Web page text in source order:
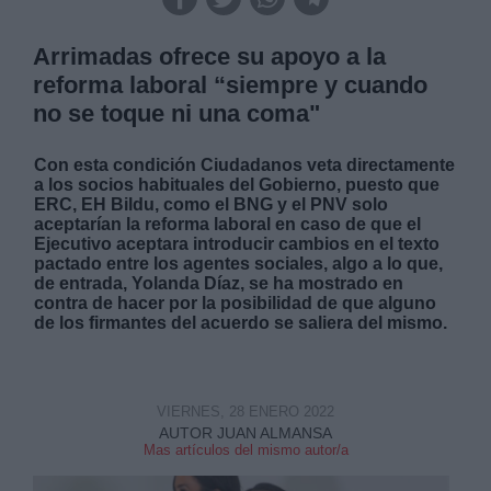
Arrimadas ofrece su apoyo a la
reforma laboral “siempre y cuando
no se toque ni una coma"
Con esta condición Ciudadanos veta directamente
a los socios habituales del Gobierno, puesto que
ERC, EH Bildu, como el BNG y el PNV solo
aceptarían la reforma laboral en caso de que el
Ejecutivo aceptara introducir cambios en el texto
pactado entre los agentes sociales, algo a lo que,
de entrada, Yolanda Díaz, se ha mostrado en
contra de hacer por la posibilidad de que alguno
de los firmantes del acuerdo se saliera del mismo.
AUTOR JUAN ALMANSA
Mas artículos del mismo autor/a
VIERNES, 28 ENERO 2022